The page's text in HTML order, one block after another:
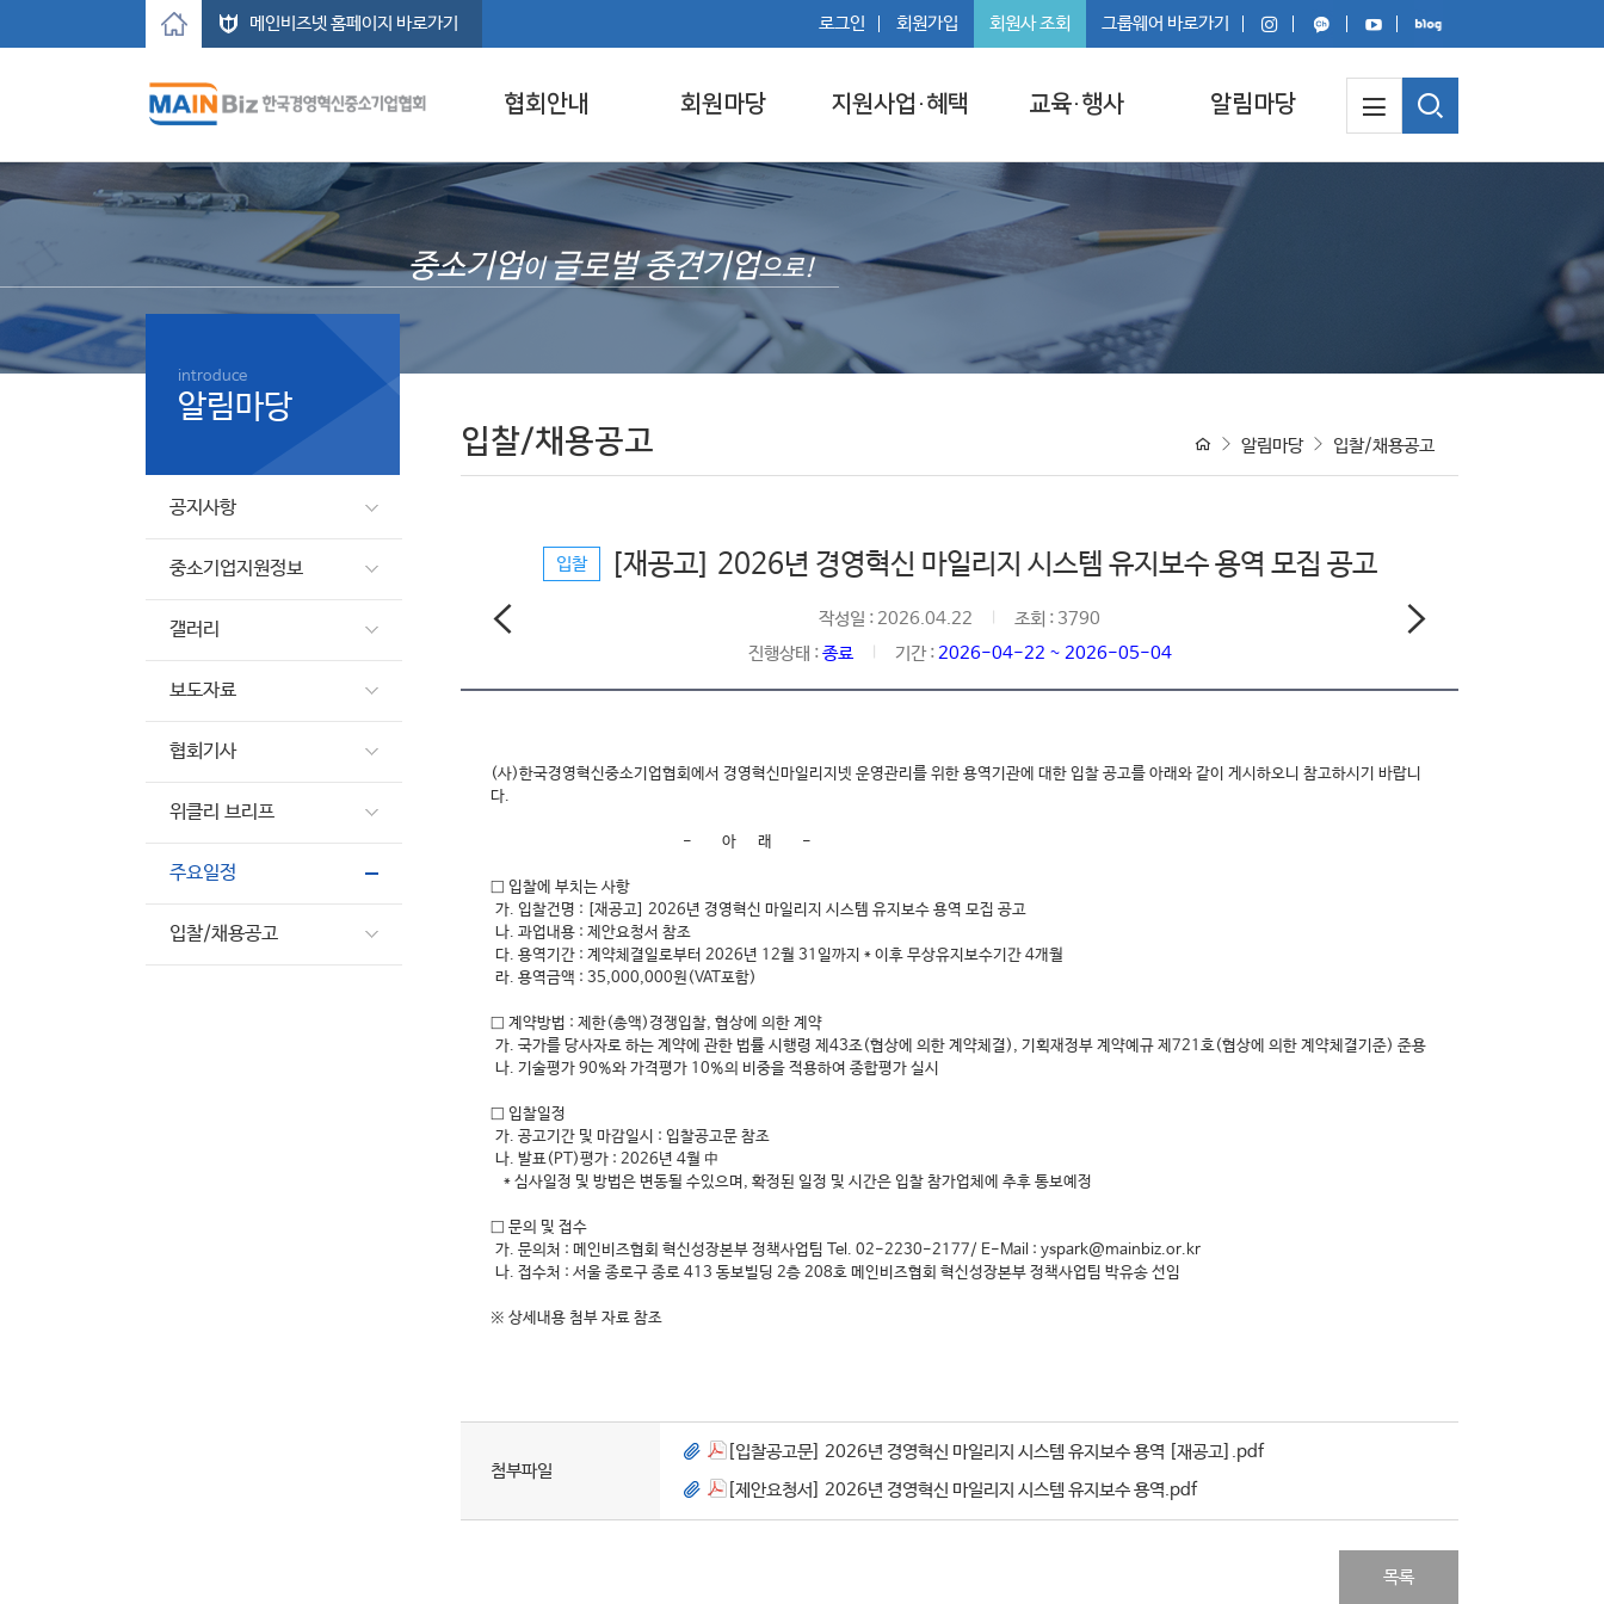
협회안내 회원마당 지원사업·혜택 교육·행사 알림마당
메인비즈넷 홈페이지 바로가기 로그인 회원가입 회원사 조회 그룹웨어 바로가기
중소기업이글로벌 중견기업으로!
introduce
알림마당
공지사항
중소기업지원정보
갤러리
보도자료
협회기사
위클리 브리프
주요일정
입찰/채용공고
입찰/채용공고 알림마당 입찰/채용공고
입찰 [재공고] 2026년 경영혁신 마일리지 시스템 유지보수 용역 모집 공고
작성일 : 2026.04.22
조회 : 3790
진행상태 :종료 기간 :2026-04-22 ~ 2026-05-04
(사)한국경영혁신중소기업협회에서 경영혁신마일리지넷 운영관리를 위한 용역기관에 대한 입찰 공고를 아래와 같이 게시하오니 참고하시기 바랍니
다.
- 아 래 -
□ 입찰에 부치는 사항
가. 입찰건명 :
[재공고] 2026년 경영혁신 마일리지 시스템 유지보수 용역 모집 공고
나. 과업내용 : 제안요청서 참조
다. 용역기간 : 계약체결일로부터 2026년 12월 31일까지 * 이후 무상유지보수기간 4개월
라. 용역금액 : 35,000,000원(VAT포함)
□ 계약방법 : 제한(총액)경쟁입찰, 협상에 의한 계약
가. 국가를 당사자로 하는 계약에 관한 법률 시행령 제43조(협상에 의한 계약체결), 기획재정부 계약예규 제721호(협상에 의한 계약체결기준) 준용
나. 기술평가 90%와 가격평가 10%의 비중을 적용하여 종합평가 실시
□ 입찰일정
가. 공고기간 및 마감일시 : 입찰공고문 참조
나. 발표(PT)평가 : 2026년 4월 中
* 심사일정 및 방법은 변동될 수있으며, 확정된 일정 및 시간은 입찰 참가업체에 추후 통보예정
□ 문의 및 접수
가. 문의처 : 메인비즈협회 혁신성장본부 정책사업팀 Tel. 02-2230-2177/ E-Mail : yspark@mainbiz.or.kr
나. 접수처 : 서울 종로구 종로 413 동보빌딩 2층 208호 메인비즈협회 혁신성장본부 정책사업팀 박유송 선임
※ 상세내용 첨부 자료 참조
첨부파일
[입찰공고문] 2026년 경영혁신 마일리지 시스템 유지보수 용역 [재공고].pdf
[제안요청서] 2026년 경영혁신 마일리지 시스템 유지보수 용역.pdf
목록